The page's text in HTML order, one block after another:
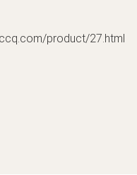
product/27.html